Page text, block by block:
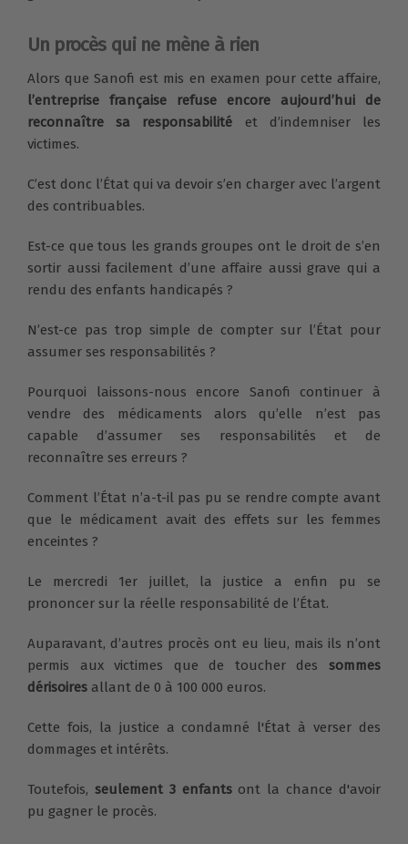
Un procès qui ne mène à rien
Alors que Sanofi est mis en examen pour cette affaire,
l’entreprise française refuse encore aujourd’hui de
reconnaître sa responsabilité et d’indemniser les
victimes.
C’est donc l’État qui va devoir s’en charger avec l’argent
des contribuables.
Est-ce que tous les grands groupes ont le droit de s’en
sortir aussi facilement d’une affaire aussi grave qui a
rendu des enfants handicapés ?
N’est-ce pas trop simple de compter sur l’État pour
assumer ses responsabilités ?
Pourquoi laissons-nous encore Sanofi continuer à
vendre des médicaments alors qu’elle n’est pas
capable d’assumer ses responsabilités et de
reconnaître ses erreurs ?
Comment l’État n’a-t-il pas pu se rendre compte avant
que le médicament avait des effets sur les femmes
enceintes ?
Le mercredi 1er juillet, la justice a enfin pu se
prononcer sur la réelle responsabilité de l’État.
Auparavant, d’autres procès ont eu lieu, mais ils n’ont
permis aux victimes que de toucher des sommes
dérisoires allant de 0 à 100 000 euros.
Cette fois, la justice a condamné l'État à verser des
dommages et intérêts.
Toutefois, seulement 3 enfantsont la chance d'avoir
pu gagner le procès.